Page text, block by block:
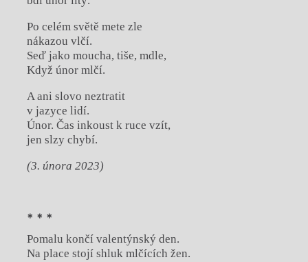
Po celém světě mete zle
nákazou vlčí.
Seď jako moucha, tiše, mdle,
Když únor mlčí.
A ani slovo neztratit
v jazyce lidí.
Únor. Čas inkoust k ruce vzít,
jen slzy chybí.
(3. února 2023)
* * *
Pomalu končí valentýnský den.
Na place stojí shluk mlčících žen.